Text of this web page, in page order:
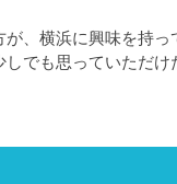
、横浜に興味を持っ
でも思っていただけ